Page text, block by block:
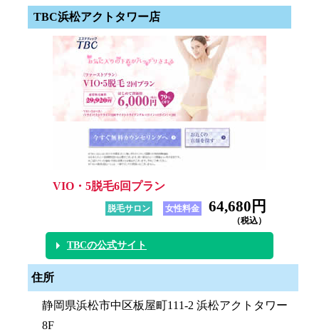
TBC浜松アクトタワー店
VIO・5脱毛6回プラン
脱毛サロン 女性料金 64,680円
（税込）
TBCの公式サイト
住所
静岡県浜松市中区板屋町111-2 浜松アクトタワー
8F